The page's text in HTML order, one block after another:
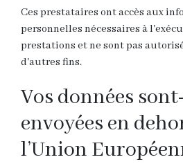
Ces prestataires ont accès aux
personnelles nécessaires à
prestations et ne sont pas
d'autres fins.
Vos données
envoyées en
l’Union